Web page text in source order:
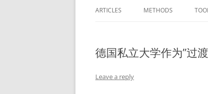
ARTICLES METHODS
德国私立大学作为”过
Leave a reply